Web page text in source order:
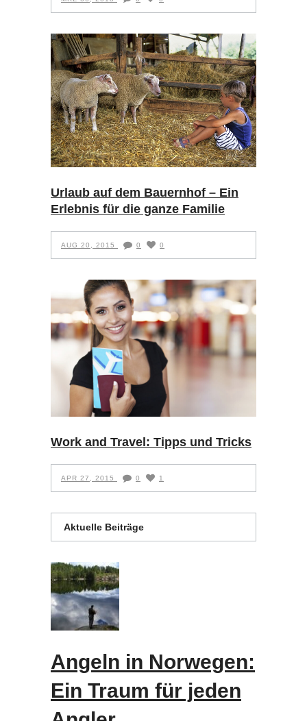
Urlaub auf dem Bauernhof – Ein
Erlebnis für die ganze Familie
AUG 20, 2015 0 0
Work and Travel: Tipps und Tricks
APR 27, 2015 0 1
Aktuelle Beiträge
Angeln in Norwegen:
Ein Traum für jeden